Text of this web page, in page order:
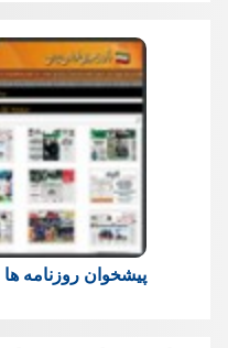
پیشخوان روزنامه ها